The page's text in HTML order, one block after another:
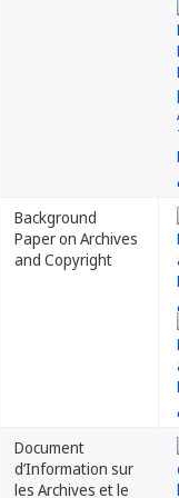
Background
Paper on Archives
and Copyright
Document
d’Information sur
les Archives et le